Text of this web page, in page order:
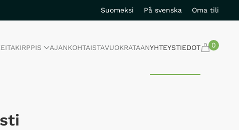
Suomeksi På svenska Oma tili
KIRPPIS AJANKOHTAISTAVUOKRATAANYHTEYSTIEDOT 0